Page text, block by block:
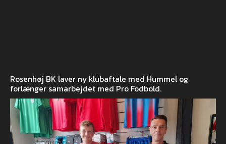
Rosenhøj BK laver ny klubaftale med Hummel og
forlænger samarbejdet med Pro Fodbold.